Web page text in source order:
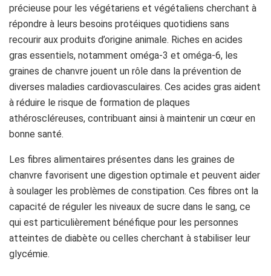
précieuse pour les végétariens et végétaliens cherchant à
répondre à leurs besoins protéiques quotidiens sans
recourir aux produits d’origine animale. Riches en acides
gras essentiels, notamment oméga-3 et oméga-6, les
graines de chanvre jouent un rôle dans la prévention de
diverses maladies cardiovasculaires. Ces acides gras aident
à réduire le risque de formation de plaques
athéroscléreuses, contribuant ainsi à maintenir un cœur en
bonne santé.
Les fibres alimentaires présentes dans les graines de
chanvre favorisent une digestion optimale et peuvent aider
à soulager les problèmes de constipation. Ces fibres ont la
capacité de réguler les niveaux de sucre dans le sang, ce
qui est particulièrement bénéfique pour les personnes
atteintes de diabète ou celles cherchant à stabiliser leur
glycémie.